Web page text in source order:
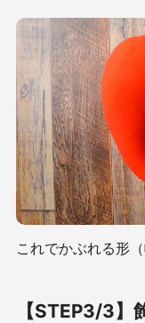
これでかぶれる形
【STEP3/3】